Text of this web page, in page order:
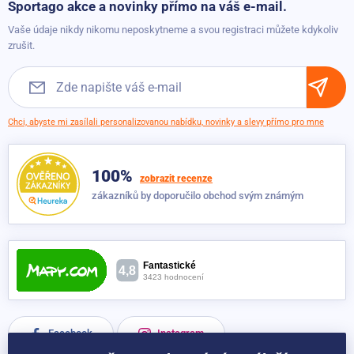
Obchodní podmínky
Sportago akce a novinky přímo na váš e-mail.
Vaše údaje nikdy nikomu neposkytneme a svou registraci můžete kdykoliv
zrušit.
Chci, abyste mi zasílali personalizovanou nabídku, novinky a slevy přímo pro mne
100% zobrazit recenze
zákazníků by doporučilo obchod svým známým
Facebook Instagram